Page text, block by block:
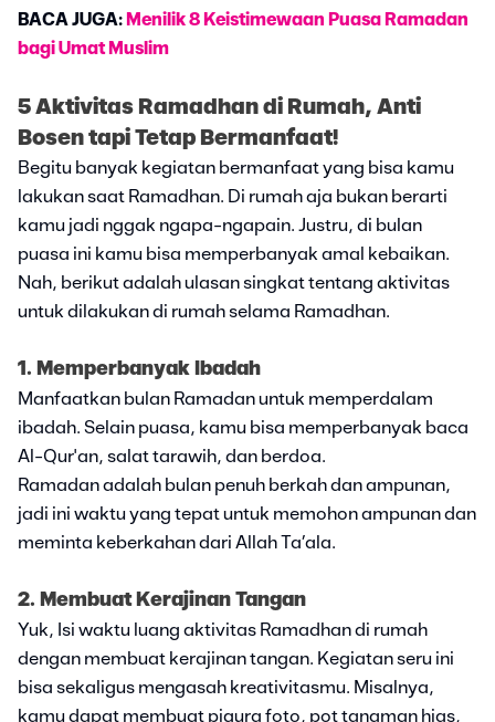
BACA JUGA: Menilik 8 Keistimewaan Puasa Ramadan
bagi Umat Muslim
5 Aktivitas Ramadhan di Rumah, Anti
Bosen tapi Tetap Bermanfaat!
Begitu banyak kegiatan bermanfaat yang bisa kamu
lakukan saat Ramadhan. Di rumah aja bukan berarti
kamu jadi nggak ngapa-ngapain. Justru, di bulan
puasa ini kamu bisa memperbanyak amal kebaikan.
Nah, berikut adalah ulasan singkat tentang aktivitas
untuk dilakukan di rumah selama Ramadhan.
1. Memperbanyak Ibadah
Manfaatkan bulan Ramadan untuk memperdalam
ibadah. Selain puasa, kamu bisa memperbanyak baca
Al-Qur'an, salat tarawih, dan berdoa.
Ramadan adalah bulan penuh berkah dan ampunan,
jadi ini waktu yang tepat untuk memohon ampunan dan
meminta keberkahan dari Allah Ta’ala.
2. Membuat Kerajinan Tangan
Yuk, Isi waktu luang aktivitas Ramadhan di rumah
dengan membuat kerajinan tangan. Kegiatan seru ini
bisa sekaligus mengasah kreativitasmu. Misalnya,
kamu dapat membuat pigura foto, pot tanaman hias,